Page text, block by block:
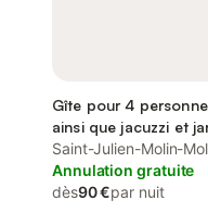
Gîte pour 4
ainsi que jacuzzi et
Saint-Julien-Molin-
Régional du Pilat
Annulation gratuite
dès90 €par nuit